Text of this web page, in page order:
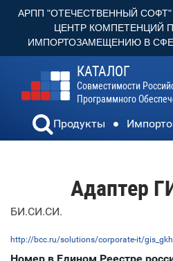
АРПП "ОТЕЧЕСТВЕННЫЙ СОФТ"
ЦЕНТР КОМПЕТЕНЦИЙ
ИМПОРТОЗАМЕЩЕНИЮ В
КАТАЛОГ
Совместимости
Программного
Продукты
Адаптер
БИ.СИ.СИ.
http://bcc.ru/solutions/corporate-it/